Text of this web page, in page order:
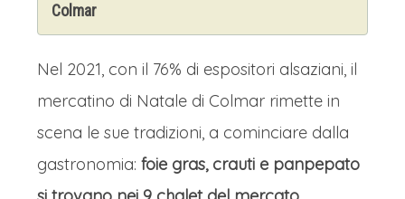
Colmar
Nel 2021, con il 76% di espositori alsaziani, il
mercatino di Natale di Colmar rimette in
scena le sue tradizioni, a cominciare dalla
gastronomia: foie gras, crauti e panpepato